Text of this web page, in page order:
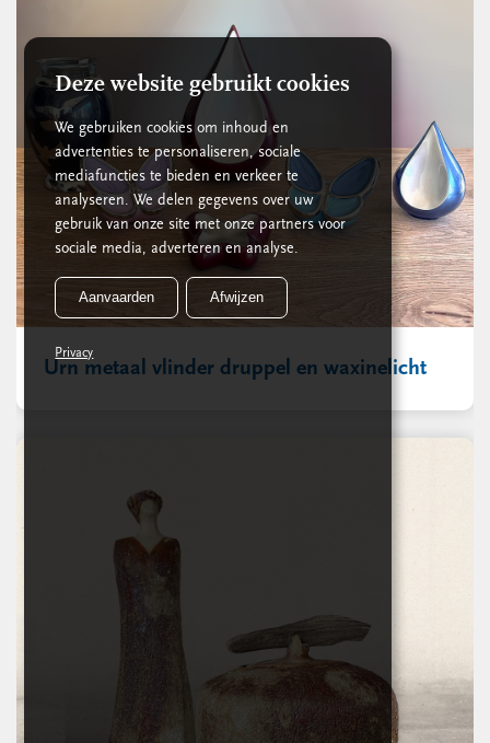
Urn metaal vlinder druppel en waxinelicht
Deze website gebruikt cookies
We gebruiken cookies om inhoud en
advertenties te personaliseren, sociale
mediafuncties te bieden en verkeer te
analyseren. We delen gegevens over uw
gebruik van onze site met onze partners voor
sociale media, adverteren en analyse.
Aanvaarden Afwijzen
Privacy